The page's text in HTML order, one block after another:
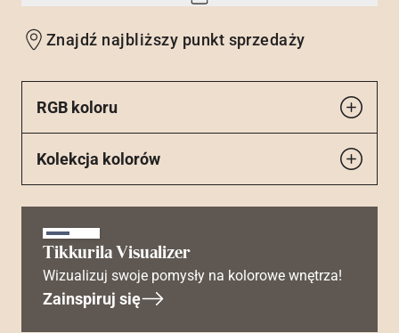
Add
wishlist
Znajdź najbliższy punkt sprzedaży
RGB koloru
Kolekcja kolorów
Tikkurila Visualizer
Wizualizuj swoje pomysły na kolorowe wnętrza!
Zainspiruj się